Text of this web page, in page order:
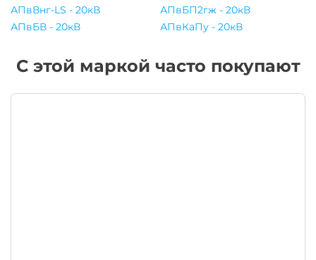
АПвВнг-LS - 20кВ
АПвБП2гж - 20кВ
АПвБВ - 20кВ
АПвКаПу - 20кВ
С этой маркой часто покупают